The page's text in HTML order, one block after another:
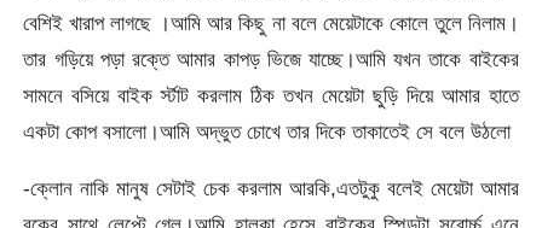
বেশিই খারাপ লাগছে ।আমি আর কিছু না বলে মেয়েটাকে কোলে তুলে নিলাম।
তার গড়িয়ে পড়া রক্তে আমার কাপড় ভিজে যাচ্ছে।আমি যখন তাকে বাইকের
সামনে বসিয়ে বাইক র্স্টাট করলাম ঠিক তখন মেয়েটা ছুড়ি দিয়ে আমার হাতে
একটা কোপ বসালো।আমি অদ্ভুত চোখে তার দিকে তাকাতেই সে বলে উঠলো
-ক্লোন নাকি মানুষ সেটাই চেক করলাম আরকি,এতটুকু বলেই মেয়েটা আমার